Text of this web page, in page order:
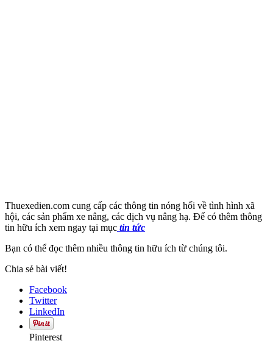
Thuexedien.com cung cấp các thông tin nóng hối về tình hình xã
hội, các sản phẩm xe nâng, các dịch vụ nâng hạ. Để có thêm thông
tin hữu ích xem ngay tại mục tin tức
Bạn có thể đọc thêm nhiều thông tin hữu ích từ chúng tôi.
Chia sẻ bài viết!
Facebook
Twitter
LinkedIn
Pinterest